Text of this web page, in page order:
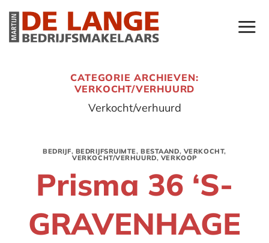
naar
inhoud
CATEGORIE ARCHIEVEN:
VERKOCHT/VERHUURD
Verkocht/verhuurd
BEDRIJF, BEDRIJFSRUIMTE,BESTAAND, VERKOCHT,
VERKOCHT/VERHUURD, VERKOOP
Prisma 36 ‘S-
GRAVENHAGE